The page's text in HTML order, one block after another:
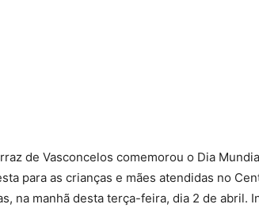
de Vasconcelos comemorou o Dia
para as crianças e mães atendidas no
na manhã desta terça-feira, dia 2 de abril.